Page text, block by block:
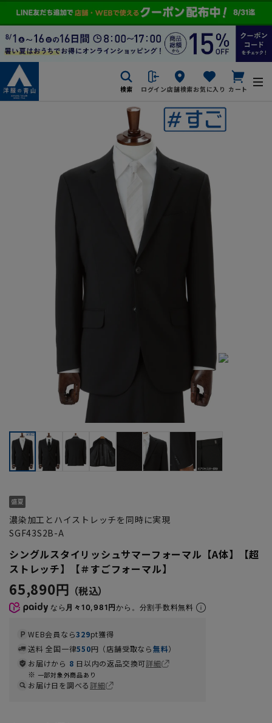
検索 ログイン店舗検索お気に入り カート
濃染加工とハイストレッチを同時に実現
SGF43S2B-A
シングルスタイリッシュサマーフォーマル【A体】【超
ストレッチ】【＃すごフォーマル】
65,890円
なら 月々10,981円から。分割手数料無料
WEB会員なら329pt獲得
送料 全国一律550円（店舗受取なら無料）
お届けから 8 日以内の返品交換可詳細
一部対象外商品あり
お届け日を調べる詳細